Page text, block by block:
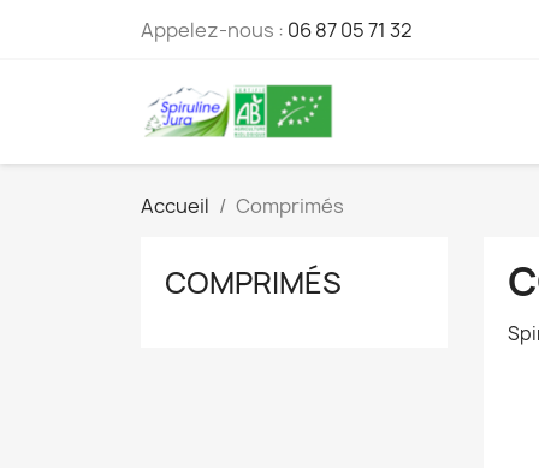
Appelez-nous : 06 87 05 71 32
Accueil Comprimés
COMPRIMÉS